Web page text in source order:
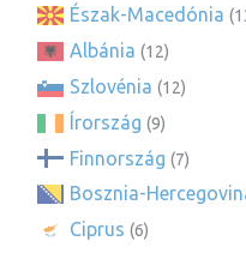
Észak-Macedónia
Albánia (12)
Szlovénia (12)
Írország (9)
Finnország (7)
Bosznia-
Ciprus (6)